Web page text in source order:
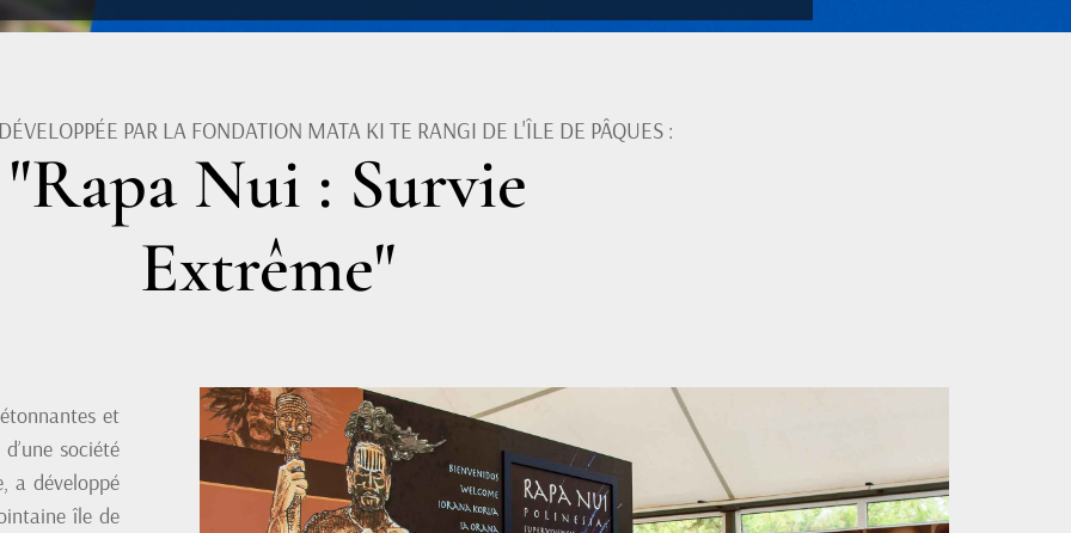
PAR LA FONDATION MATA KI TE RANGI DE L'ÎLE DE PÂQUES :
"Rapa Nui : Survie
Extrême"
et
société
a développé
île de